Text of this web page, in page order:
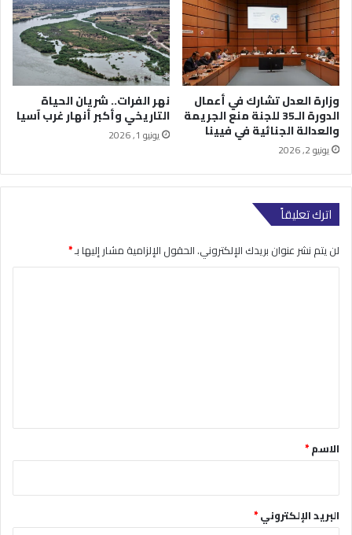
وزارة العدل تشارك في أعمال
الدورة الـ35 للجنة منع الجريمة
والعدالة الجنائية في فيينا
يونيو 2, 2026
نهر الفرات.. شريان الحياة
التاريخي وأكبر أنهار غرب آسيا
يونيو 1, 2026
اترك تعليقاً
لن يتم نشر عنوان بريدك الإلكتروني.الحقول الإلزامية مشار إليها بـ*
*الاسم*
البريد الإلكتروني*